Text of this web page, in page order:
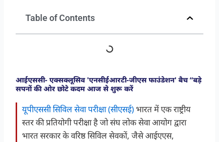
Table of Contents
आईएससी- एक्सक्लूसिव 'एनसीईआरटी-जीएस फाउंडेशन' बैच “बड़े
सपनों की ओर छोटे कदम आज से शुरू करें
यूपीएससी सिविल सेवा परीक्षा (सीएसई)भारत में एक राष्ट्रीय
स्तर की प्रतियोगी परीक्षा है जो संघ लोक सेवा आयोग द्वारा
भारत सरकार के वरिष्ठ सिविल सेवकों, जैसे आईएएस,